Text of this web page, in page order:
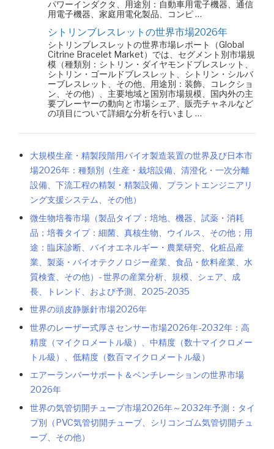
パワーインダクタ、用途別：自動車用電子機器、通信
用電子機器、家庭用電化製品、コンピ …
シトリンブレスレットの世界市場2026年
シトリンブレスレットの世界市場レポート（Global
Citrine Bracelet Market）では、セグメント別市場規
模（種類別：シトリン・ダイヤモンドブレスレット、
シトリン・ゴールドブレスレット、シトリン・シルバ
ーブレスレット、その他、用途別：装飾、コレクショ
ン、その他）、主要地域と国別市場規模、国内外の主
要プレーヤーの動向と市場シェア、販売チャネルなど
の項目について詳細な分析を行いまし …
大規模生産・精製段階用バイオ製造装置の世界及び日本市
場2026年：種類別（生産・栽培設備、清澄化・一次分離
設備、下流工程の精製・精製設備、プラントエンジニアリ
ング支援システム、その他）
微生物培養市場（製品タイプ：培地、機器、試薬・消耗
品；培養タイプ：細菌、真核生物、ウイルス、その他；用
途：臨床診断、バイオエネルギー・農業研究、化粧品産
業、製薬・バイオテクノロジー産業、食品・飲料産業、水
質検査、その他）- 世界の産業分析、規模、シェア、成
長、トレンド、および予測、2025-2035
世界の頭皮静脈針市場2026年
世界のレーザー式厚さセンサー市場2026年-2032年：高
精度（マイクロメートル級）、中精度（数十マイクロメー
トル級）、低精度（数百マイクロメートル級）
エアーランバーサポート＆ベンチレーションの世界市場
2026年
世界の気管切開チューブ市場2026年～2032年予測：タイ
プ別（PVC気管切開チューブ、シリコンゴム気管切開チュ
ーブ、その他）